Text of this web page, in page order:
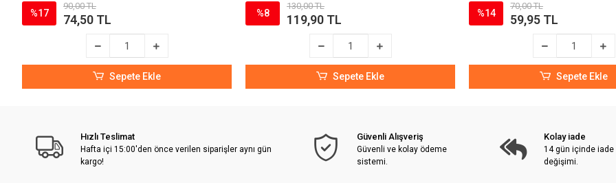
%17
90,00 TL
74,50 TL
Sepete Ekle
%8
130,00 TL
119,90 TL
Sepete Ekle
%14
70,00 TL
59,95 TL
Sepete Ekle
Hızlı Teslimat
Hafta içi 15:00'den önce verilen siparişler aynı gün
kargo!
Güvenli Alışveriş
Güvenli ve kolay ödeme
sistemi.
Kolay iade
14 gün içinde iade
değişimi.